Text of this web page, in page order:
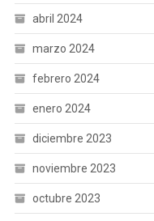
abril 2024
marzo 2024
febrero 2024
enero 2024
diciembre 2023
noviembre 2023
octubre 2023